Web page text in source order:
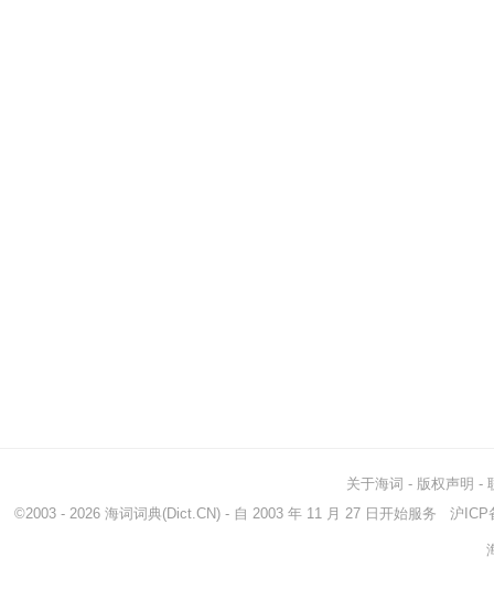
关于海词 - 版权声明 -
©2003 - 2026 海词词典(Dict.CN) - 自 2003 年 11 月 27 日开始服务 沪ICP